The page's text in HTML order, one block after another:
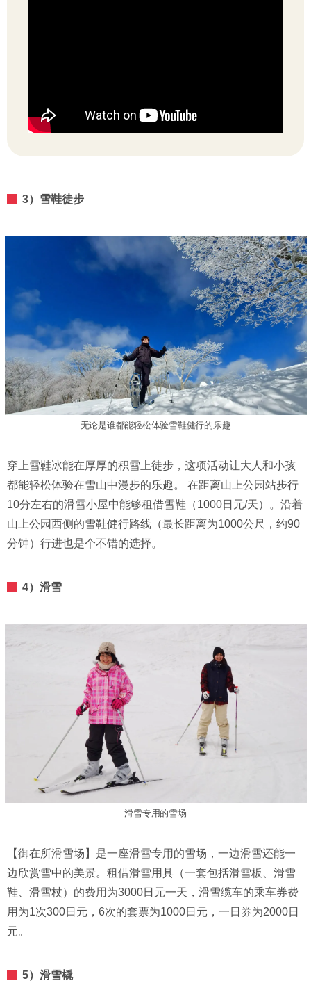
3）雪鞋徒步
无论是谁都能轻松体验雪鞋健行的乐趣
穿上雪鞋冰能在厚厚的积雪上徒步，这项活动让大人和小孩
都能轻松体验在雪山中漫步的乐趣。 在距离山上公园站步行
10分左右的滑雪小屋中能够租借雪鞋（1000日元/天）。沿着
山上公园西侧的雪鞋健行路线（最长距离为1000公尺，约90
分钟）行进也是个不错的选择。
4）滑雪
滑雪专用的雪场
【御在所滑雪场】是一座滑雪专用的雪场，一边滑雪还能一
边欣赏雪中的美景。租借滑雪用具（一套包括滑雪板、滑雪
鞋、滑雪杖）的费用为3000日元一天，滑雪缆车的乘车券费
用为1次300日元，6次的套票为1000日元，一日券为2000日
元。
5）滑雪橇